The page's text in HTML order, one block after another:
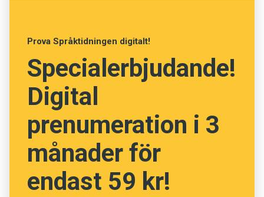
NÄSTA FRÅGA
Prova Språktidningen digitalt!
Specialerbjudande!
Digital
prenumeration i 3
månader för
endast 59 kr!